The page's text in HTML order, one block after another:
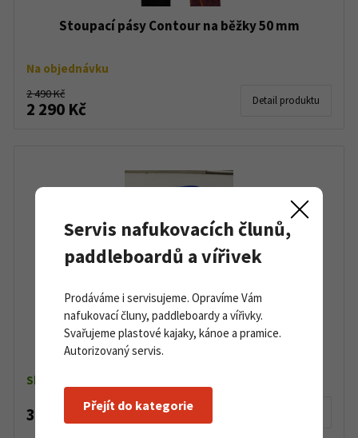
Stoupací pásy Contour na běžky 50 mm
Na objednávku
2 490 Kč
2 290 Kč Detail produktu
Skifix na běžky
Skladem dle varianty
35 Kč
Servis nafukovacích člunů,
paddleboardů a vířivek
Prodáváme i servisujeme. Opravíme Vám
nafukovací čluny, paddleboardy a vířivky.
Svařujeme plastové kajaky, kánoe a pramice.
Autorizovaný servis.
Přejít do kategorie